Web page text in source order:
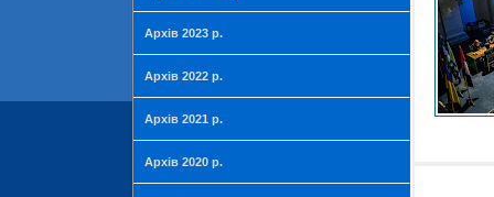
Архів 2023 р.
Архів 2022 р.
Архів 2021 р.
Архів 2020 р.